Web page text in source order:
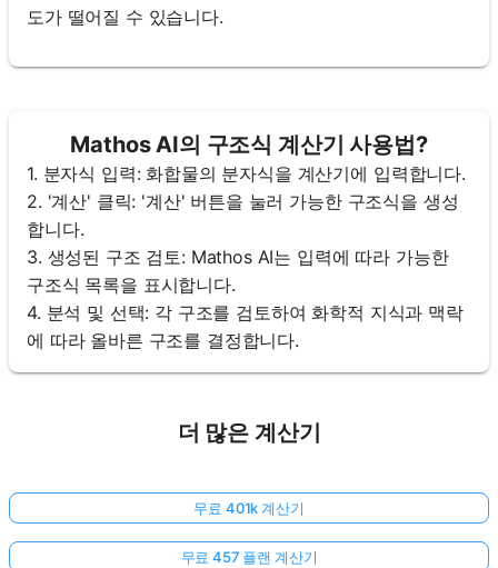
도가 떨어질 수 있습니다.
Mathos AI의 구조식 계산기 사용법?
1. 분자식 입력: 화합물의 분자식을 계산기에 입력합니다.
2. '계산' 클릭: '계산' 버튼을 눌러 가능한 구조식을 생성
합니다.
3. 생성된 구조 검토: Mathos AI는 입력에 따라 가능한
구조식 목록을 표시합니다.
4. 분석 및 선택: 각 구조를 검토하여 화학적 지식과 맥락
에 따라 올바른 구조를 결정합니다.
더 많은 계산기
무료 401k 계산기
무료 457 플랜 계산기